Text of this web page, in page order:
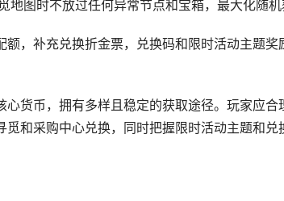
地图时不放过任何异常节点和宝箱，最大化随机
，补充兑换折金票，兑换码和限时活动主题
货币，拥有多样且稳定的获取途径。玩家应合
和采购中心兑换，同时把握限时活动主题和